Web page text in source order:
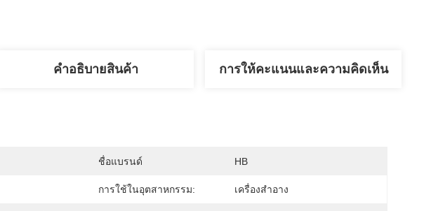
คําอธิบายสินค้า การให้คะแนนและความคิดเห็น
ชื่อแบรนด์ HB
การใช้ในอุตสาหกรรม: เครื่องสำอาง